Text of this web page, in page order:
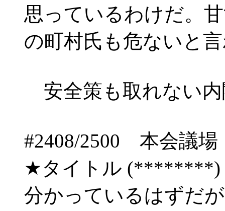
思っているわけだ。
の町村氏も危ないと
安全策も取れない内
#2408/2500 本会議
★タイトル (********)
分かっているはずだ